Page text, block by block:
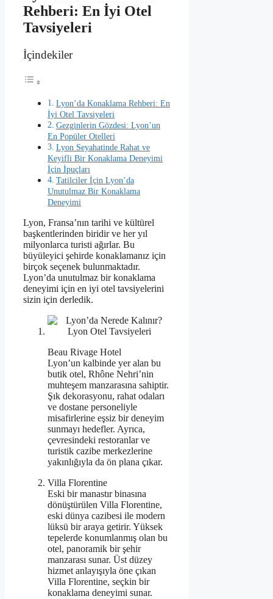
Rehberi: En İyi Otel
Tavsiyeleri
İçindekiler
Lyon’da Konaklama Rehberi: En
İyi Otel Tavsiyeleri
Gezginlerin Gözdesi: Lyon’un
En Popüler Otelleri
Lyon Seyahatinde Rahat ve
Keyifli Bir Konaklama Deneyimi
İçin İpuçları
Tatilciler İçin Lyon’da
Unutulmaz Bir Konaklama
Deneyimi
Lyon, Fransa’nın tarihi ve kültürel
başkentlerinden biridir ve her yıl
milyonlarca turisti ağırlar. Bu
büyüleyici şehirde konaklamanız için
birçok seçenek bulunmaktadır.
Lyon’da unutulmaz bir konaklama
deneyimi için en iyi otel tavsiyelerini
sizin için derledik.
Beau Rivage Hotel
Lyon’un kalbinde yer alan bu
butik otel, Rhône Nehri’nin
muhteşem manzarasına sahiptir.
Şık dekorasyonu, rahat odaları
ve dostane personeliyle
misafirlerine eşsiz bir deneyim
sunmayı hedefler. Ayrıca,
çevresindeki restoranlar ve
turistik cazibe merkezlerine
yakınlığıyla da ön plana çıkar.
Villa Florentine
Eski bir manastır binasına
dönüştürülen Villa Florentine,
eski dünya cazibesi ile modern
lüksü bir araya getirir. Yüksek
tepelerde konumlanmış olan bu
otel, panoramik bir şehir
manzarası sunar. Üst düzey
hizmet anlayışıyla öne çıkan
Villa Florentine, seçkin bir
konaklama deneyimi sunar.